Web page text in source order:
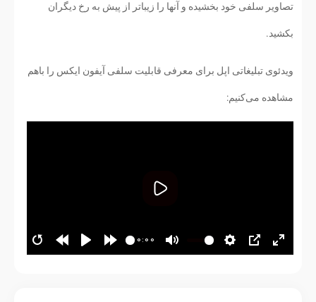
تصاویر سلفی خود بخشیده و آنها را زیباتر از پیش به رخ دیگران
بکشید.
ویدئوی تبلیغاتی اپل برای معرفی قابلیت سلفی آيفون ایکس را باهم
مشاهده می‌کنیم:
00:00
پخش